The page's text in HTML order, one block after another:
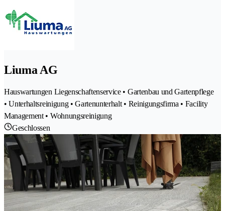
Liuma AG
Hauswartungen Liegenschaftenservice • Gartenbau und Gartenpflege
• Unterhaltsreinigung • Gartenunterhalt • Reinigungsfirma • Facility
Management • Wohnungsreinigung
Geschlossen